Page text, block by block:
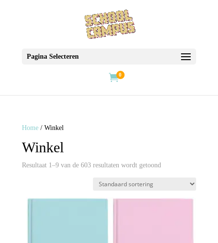
Pagina Selecteren
0
Home/ Winkel
Winkel
Resultaat 1–9 van de 603 resultaten wordt getoond